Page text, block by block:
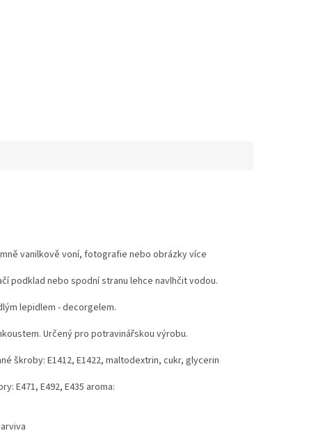
vanilkově voní, fotografie nebo obrázky více
podklad nebo spodní stranu lehce navlhčit vodou.
lepidlem - decorgelem.
Určený pro potravinářskou výrobu.
škroby: E1412, E1422, maltodextrin, cukr, glycerin
E471, E492, E435 aroma: